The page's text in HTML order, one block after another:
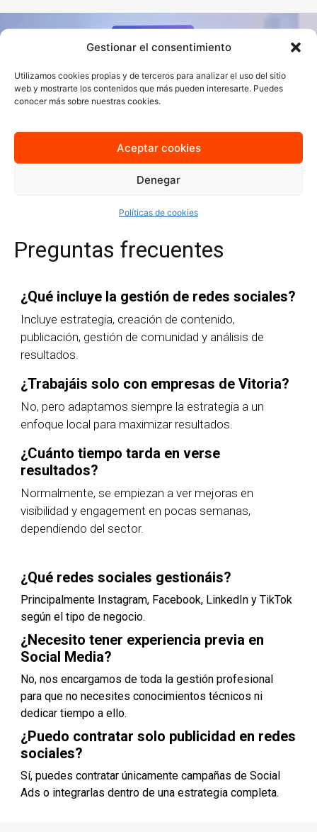
Gestionar el consentimiento
Utilizamos cookies propias y de terceros para analizar el uso del sitio
web y mostrarte los contenidos que más pueden interesarte. Puedes
conocer más sobre nuestras cookies.
Aceptar cookies
Denegar
Políticas de cookies
Impulsamos tu negocio en
Redes Sociales en Vitoria
Quiero más información
Preguntas frecuentes
¿Qué incluye la gestión de redes sociales?
Incluye estrategia, creación de contenido,
publicación, gestión de comunidad y análisis de
resultados.
¿Trabajáis solo con empresas de Vitoria?
No, pero adaptamos siempre la estrategia a un
enfoque local para maximizar resultados.
¿Cuánto tiempo tarda en verse
resultados?
Normalmente, se empiezan a ver mejoras en
visibilidad y engagement en pocas semanas,
dependiendo del sector.
¿Qué redes sociales gestionáis?
Principalmente Instagram, Facebook, LinkedIn y TikTok
según el tipo de negocio.
¿Necesito tener experiencia previa en
Social Media?
No, nos encargamos de toda la gestión profesional
para que no necesites conocimientos técnicos ni
dedicar tiempo a ello.
¿Puedo contratar solo publicidad en redes
sociales?
Sí, puedes contratar únicamente campañas de Social
Ads o integrarlas dentro de una estrategia completa.